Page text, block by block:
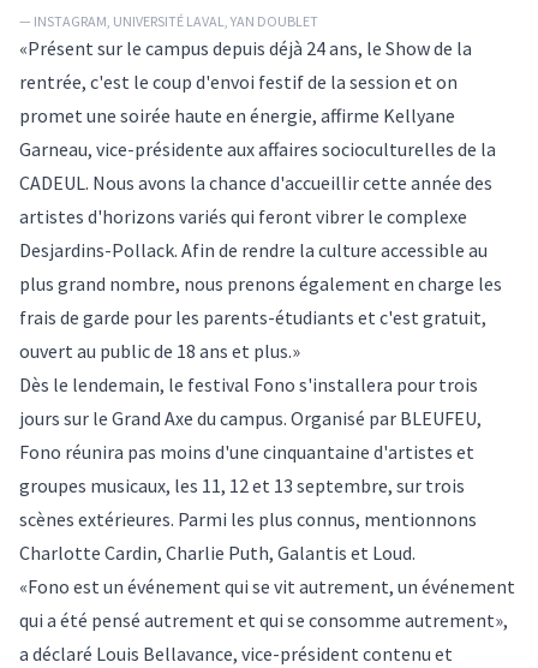
— INSTAGRAM, UNIVERSITÉ LAVAL, YAN DOUBLET
«Présent sur le campus depuis déjà 24 ans, le Show de la
rentrée, c'est le coup d'envoi festif de la session et on
promet une soirée haute en énergie, affirme Kellyane
Garneau, vice-présidente aux affaires socioculturelles de la
CADEUL. Nous avons la chance d'accueillir cette année des
artistes d'horizons variés qui feront vibrer le complexe
Desjardins-Pollack. Afin de rendre la culture accessible au
plus grand nombre, nous prenons également en charge les
frais de garde pour les parents-étudiants et c'est gratuit,
ouvert au public de 18 ans et plus.»
Dès le lendemain, le festival Fono s'installera pour trois
jours sur le Grand Axe du campus. Organisé par BLEUFEU,
Fono réunira pas moins d'une cinquantaine d'artistes et
groupes musicaux, les 11, 12 et 13 septembre, sur trois
scènes extérieures. Parmi les plus connus, mentionnons
Charlotte Cardin, Charlie Puth, Galantis et Loud.
«Fono est un événement qui se vit autrement, un événement
qui a été pensé autrement et qui se consomme autrement»,
a déclaré Louis Bellavance, vice-président contenu et